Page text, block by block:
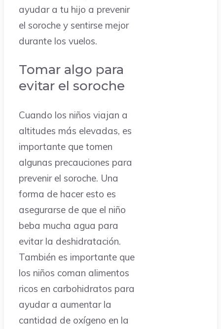
ayudar a tu hijo a prevenir
el soroche y sentirse mejor
durante los vuelos.
Tomar algo para
evitar el soroche
Cuando los niños viajan a
altitudes más elevadas, es
importante que tomen
algunas precauciones para
prevenir el soroche. Una
forma de hacer esto es
asegurarse de que el niño
beba mucha agua para
evitar la deshidratación.
También es importante que
los niños coman alimentos
ricos en carbohidratos para
ayudar a aumentar la
cantidad de oxígeno en la